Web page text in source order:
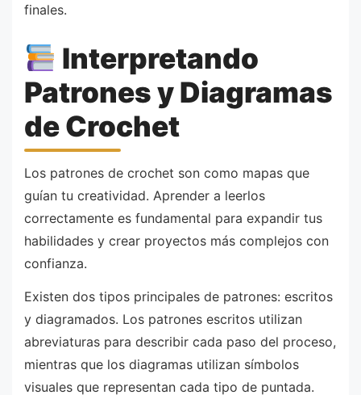
finales.
Interpretando
Patrones y Diagramas
de Crochet
Los patrones de crochet son como mapas que
guían tu creatividad. Aprender a leerlos
correctamente es fundamental para expandir tus
habilidades y crear proyectos más complejos con
confianza.
Existen dos tipos principales de patrones: escritos
y diagramados. Los patrones escritos utilizan
abreviaturas para describir cada paso del proceso,
mientras que los diagramas utilizan símbolos
visuales que representan cada tipo de puntada.